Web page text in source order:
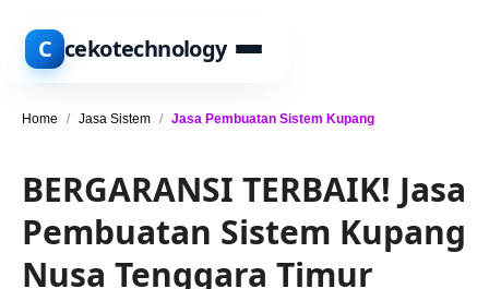
C cekotechnology
Home / Jasa Sistem / Jasa Pembuatan Sistem Kupang
BERGARANSI TERBAIK! Jasa
Pembuatan Sistem Kupang
Nusa Tenggara Timur